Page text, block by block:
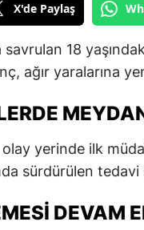
X'de Paylaş
18
ağır yaralarına
yerinde ilk
sürdürülen
DEVAM